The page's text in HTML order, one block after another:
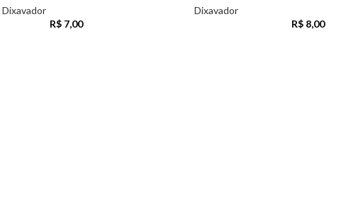
Dixavador
R$ 7,00
Dixavador
R$ 8,00